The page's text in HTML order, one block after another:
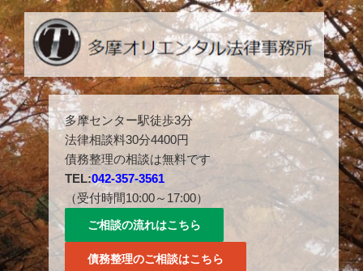
コ
ン
テ
ン
ツ
へ
ス
キ
ッ
プ
多摩センター駅徒歩３分。042-357-3561。
多摩センター駅徒歩3分
法律相談料30分4400円
債務整理の相談は無料です
TEL:042-357-3561
（受付時間10:00～17:00）
ご相談の流れはこちら
債務整理のご相談はこちら